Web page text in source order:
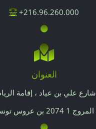
216.96.260.000+
العنوان
شارع علي بن عياد ، إقامة
المروج 1 2074 بن عروس تونس